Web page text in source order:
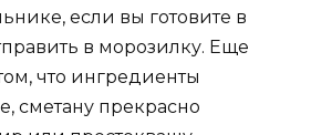
если вы готовите в
в морозилку. Еще
что ингредиенты
сметану прекрасно